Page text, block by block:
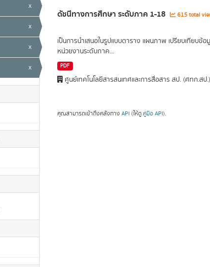
x
x
x
x
ดัชนีทางการศึกษา ระดับภาค 1-18 615 total
เป็นการนำเสนอในรูปแบบตาราง แผนภาพ เปรียบเทียบ
หน่วยงานระดับภาค...
PDF
ศูนย์เทคโนโลยีสารสนเทศและการสื่อสาร สป. (ศทก.สป.)
คุณสามารถเข้าถึงคลังทาง API (ให้ดู คู่มือ API).